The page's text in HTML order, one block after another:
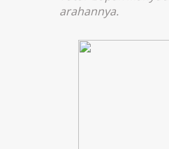
arahannya.